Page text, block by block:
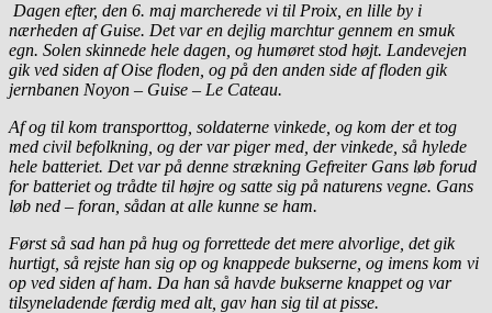
Dagen efter, den 6. maj marcherede vi til Proix, en lille by i
nærheden af Guise. Det var en dejlig marchtur gennem en smuk
egn. Solen skinnede hele dagen, og humøret stod højt. Landevejen
gik ved siden af Oise floden, og på den anden side af floden gik
jernbanen Noyon – Guise – Le Cateau.
Af og til kom transporttog, soldaterne vinkede, og kom der et tog
med civil befolkning, og der var piger med, der vinkede, så hylede
hele batteriet. Det var på denne strækning Gefreiter Gans løb forud
for batteriet og trådte til højre og satte sig på naturens vegne. Gans
løb ned – foran, sådan at alle kunne se ham.
Først så sad han på hug og forrettede det mere alvorlige, det gik
hurtigt, så rejste han sig op og knappede bukserne, og imens kom vi
op ved siden af ham. Da han så havde bukserne knappet og var
tilsyneladende færdig med alt, gav han sig til at pisse.